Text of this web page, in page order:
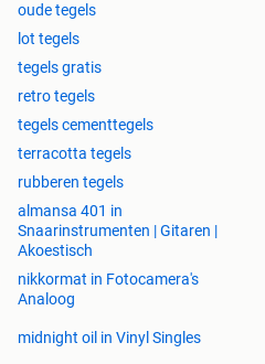
oude tegels
lot tegels
tegels gratis
retro tegels
tegels cementtegels
terracotta tegels
rubberen tegels
almansa 401 in
Snaarinstrumenten | Gitaren |
Akoestisch
nikkormat in Fotocamera's
Analoog
midnight oil in Vinyl Singles